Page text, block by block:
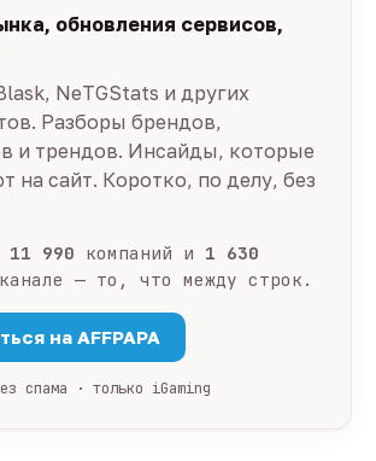
обновления сервисов,
NeTGStats и других
Разборы брендов,
и трендов. Инсайды, которые
на сайт. Коротко, по делу, без
11 990 компаний и 1 630
— то, что между строк.
на AFFPAPA
спама · только iGaming